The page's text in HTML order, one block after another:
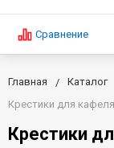
Сравнение
Главная Каталог
Крестики для
Крестики